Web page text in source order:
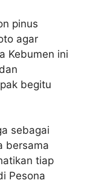
pinus
agar
Kebumen ini
begitu
sebagai
bersama
tiap
Pesona